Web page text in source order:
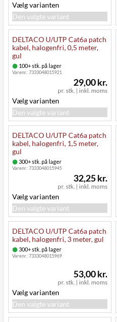
Vælg varianten
Den valgte variant
DELTACO U/UTP Cat6a patch
kabel, halogenfri, 0,5 meter,
gul
100+ stk. på lager
Varenr.:7333048015921
pr. stk. | inkl. moms
29,00 kr.
Vælg varianten
Den valgte variant
DELTACO U/UTP Cat6a patch
kabel, halogenfri, 1,5 meter,
gul
300+ stk. på lager
Varenr.:7333048015945
pr. stk. | inkl. moms
32,25 kr.
Vælg varianten
Den valgte variant
DELTACO U/UTP Cat6a patch
kabel, halogenfri, 3 meter, gul
300+ stk. på lager
Varenr.:7333048015969
pr. stk. | inkl. moms
53,00 kr.
Vælg varianten
Den valgte variant